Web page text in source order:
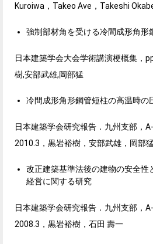
Kuroiwa，Takeo Ave，Takeshi
強制部材角を受ける冷間成形角形
日本建築学会大会学術講演梗概集，
樹,安部武雄,岡部猛
冷間成形角形鋼管短柱の高温時の
日本建築学会研究報告．九州支部，
2010.3，黒岩裕樹，安部武雄，岡部
改正建築基準法後の建物の安全性
経営に関する研究
日本建築学会研究報告．九州支部，
2008.3，黒岩裕樹，石田 壽一